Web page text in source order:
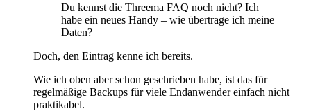
Du kennst die Threema FAQ noch nicht? Ich
habe ein neues Handy ­– wie übertrage ich meine
Daten?
Doch, den Eintrag kenne ich bereits.
Wie ich oben aber schon geschrieben habe, ist das für
regelmäßige Backups für viele Endanwender einfach nicht
praktikabel.